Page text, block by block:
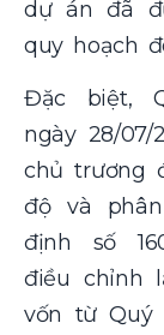
dự án đã
quy hoạch
Đặc biệt,
ngày 28/
chủ trương
độ và
định số
điều chỉnh
vốn từ Quý